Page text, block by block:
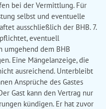
bei der Vermittlung. Für
selbst und eventuelle
ausschließlich der BHB. 7.
eventuell
umgehend dem BHB
Eine Mängelanzeige, die
ausreichend. Unterbleibt
Ansprüche des Gastes
Gast kann den Vertrag nur
kündigen. Er hat zuvor